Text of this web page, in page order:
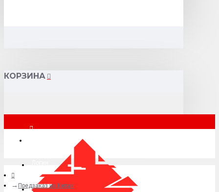
КОРЗИНА
+7 (495) 015-41-41
Предзаказ из Китая